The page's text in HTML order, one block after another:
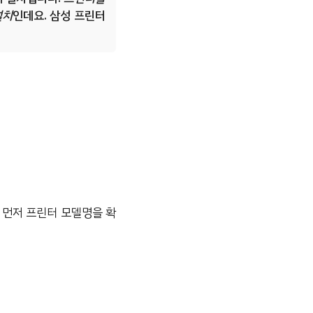
인데요. 삼성 프린터
저 프린터 모델명을 확